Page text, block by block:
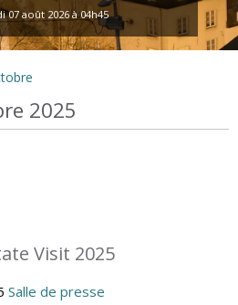
07 août 2026 à 04h45
2025
Visit 2025
Salle de presse